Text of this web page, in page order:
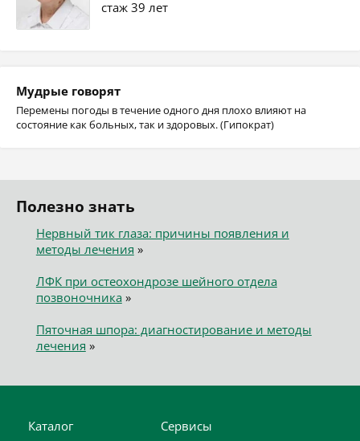
стаж 39 лет
Мудрые говорят
Перемены погоды в течение одного дня плохо влияют на
состояние как больных, так и здоровых. (Гипократ)
Полезно знать
Нервный тик глаза: причины появления и
методы лечения »
ЛФК при остеохондрозе шейного отдела
позвоночника»
Пяточная шпора: диагностирование и методы
лечения »
Каталог Сервисы